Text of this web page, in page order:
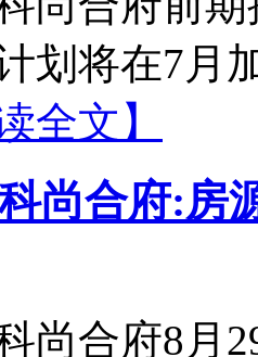
划将在7月
全文】
尚合府:房
尚合府8月